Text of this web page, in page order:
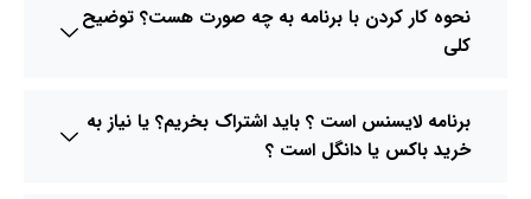
نحوه کار کردن با برنامه به چه صورت هست؟ توضیح
کلی
برنامه لایسنس است ؟ باید اشتراک بخریم؟ یا نیاز به
خرید باکس یا دانگل است ؟